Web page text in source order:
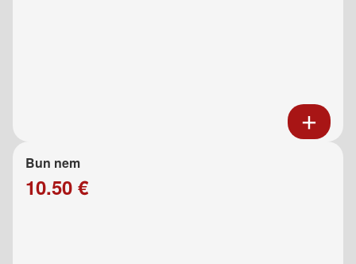
Bun nem
10.50 €